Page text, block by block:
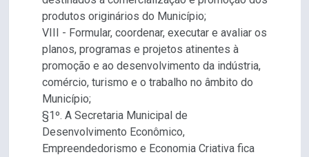
produtos originários do Município;
VIII - Formular, coordenar, executar e avaliar os
planos, programas e projetos atinentes à
promoção e ao desenvolvimento da indústria,
comércio, turismo e o trabalho no âmbito do
Município;
§1º. A Secretaria Municipal de
Desenvolvimento Econômico,
Empreendedorismo e Economia Criativa fica